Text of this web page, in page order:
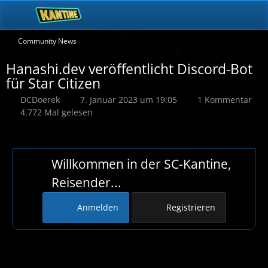
Community News
Hanashi.dev veröffentlicht Discord-Bot
für Star Citizen
DCDoerek 7. Januar 2023 um 19:05
1 Kommentar
4.772 Mal gelesen
Willkommen in der SC-Kantine,
Reisender...
Anmelden Registrieren